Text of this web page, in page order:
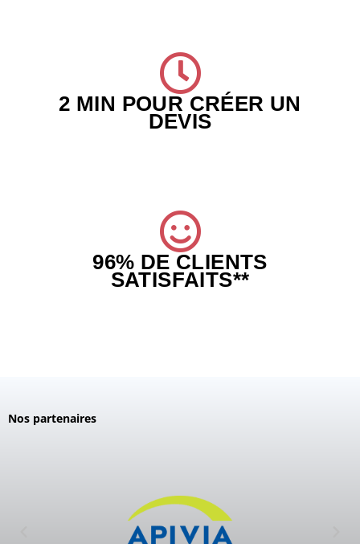
2 MIN POUR CRÉER UN
DEVIS
96% DE CLIENTS
SATISFAITS**
Nos partenaires